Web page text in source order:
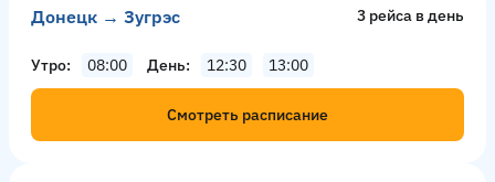
Донецк → Зугрэс 3 рейсa в день
Утро 08:00 День 12:30 13:00
Смотреть расписание